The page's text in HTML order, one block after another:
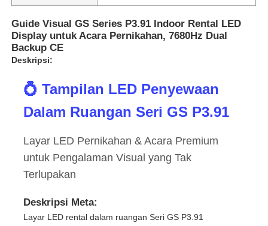
Guide Visual GS Series P3.91 Indoor Rental LED
Display untuk Acara Pernikahan, 7680Hz Dual
Backup CE
Deskripsi:
💍 Tampilan LED Penyewaan
Dalam Ruangan Seri GS P3.91
Layar LED Pernikahan & Acara Premium
untuk Pengalaman Visual yang Tak
Terlupakan
Deskripsi Meta:
Layar LED rental dalam ruangan Seri GS P3.91